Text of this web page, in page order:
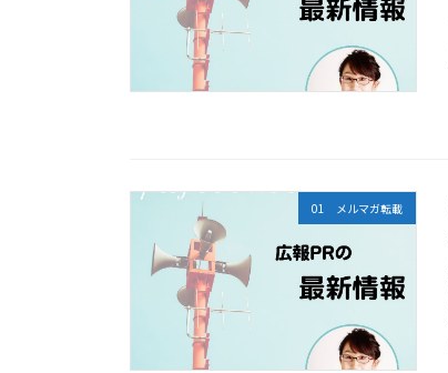
01 メルマガ転載